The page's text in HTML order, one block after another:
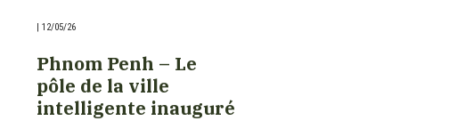
12/05/26
Phnom Penh – Le
pôle de la ville
intelligente inauguré